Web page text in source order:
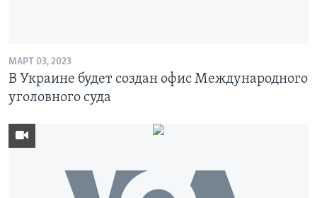
СОЦИАЛЬНЫЕ СЕТИ
Языки
МАРТ 03, 2023
В Украине будет создан офис Международного
уголовного суда